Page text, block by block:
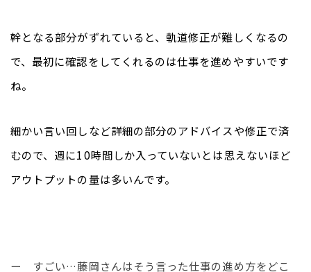
幹となる部分がずれていると、軌道修正が難しくなるの
で、最初に確認をしてくれるのは仕事を進めやすいです
ね。
細かい言い回しなど詳細の部分のアドバイスや修正で済
むので、週に10時間しか入っていないとは思えないほど
アウトプットの量は多いんです。
ー　すごい…藤岡さんはそう言った仕事の進め方をどこ